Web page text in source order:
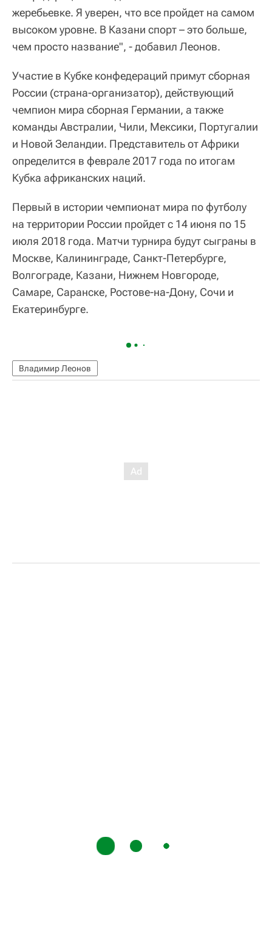
жеребьевке. Я уверен, что все пройдет на самом
высоком уровне. В Казани спорт – это больше,
чем просто название", - добавил Леонов.
Участие в Кубке конфедераций примут сборная
России (страна-организатор), действующий
чемпион мира сборная Германии, а также
команды Австралии, Чили, Мексики, Португалии
и Новой Зеландии. Представитель от Африки
определится в феврале 2017 года по итогам
Кубка африканских наций.
Первый в истории чемпионат мира по футболу
на территории России пройдет с 14 июня по 15
июля 2018 года. Матчи турнира будут сыграны в
Москве, Калининграде, Санкт-Петербурге,
Волгограде, Казани, Нижнем Новгороде,
Самаре, Саранске, Ростове-на-Дону, Сочи и
Екатеринбурге.
Владимир Леонов